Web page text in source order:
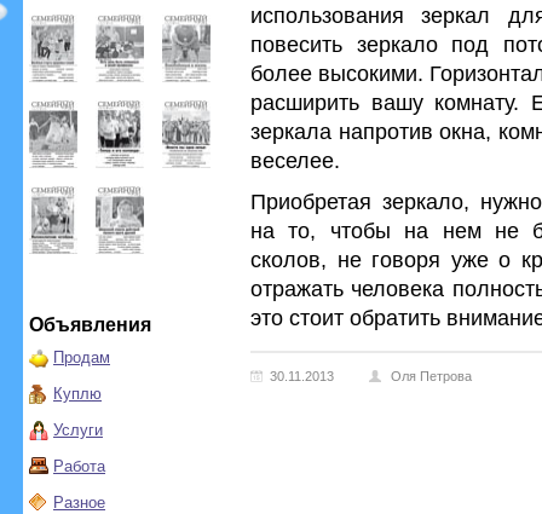
Объявления
Продам
Куплю
Услуги
Работа
Разное
использования зеркал
повесить зеркало под
более высокими.
расширить вашу комнату.
зеркала напротив окна,
веселее.
Приобретая зеркало,
на то, чтобы на нем не
сколов, не говоря уже о
отражать человека
это стоит обратить
30.11.2013 Оля Петрова